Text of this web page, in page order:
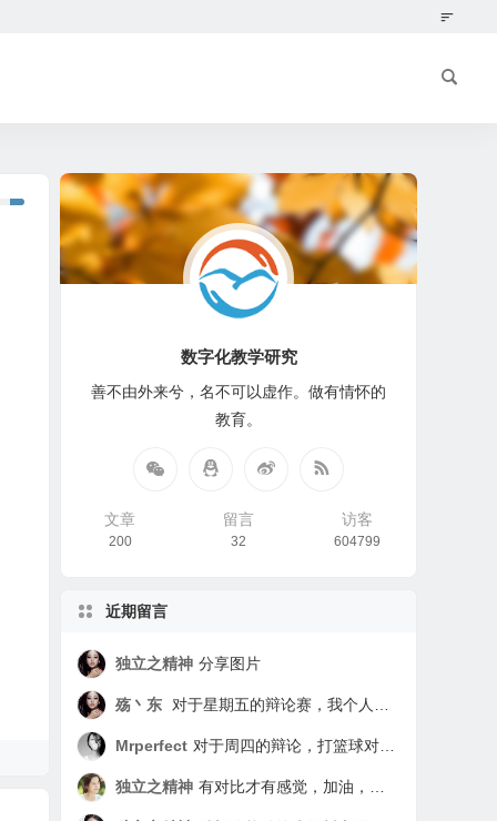
数字化教学研究
善不由外来兮，名不可以虚作。做有情怀的
教育。
文章
200
留言
32
访客
604799
近期留言
独立之精神 分享图片
殇丶东 对于星期五的辩论赛，我个人实际上认为是无意义的。因为打篮球的影响是绝对的，不可去除的，有好有坏，要看打球的人本身有没有自制力。对于没有自制力的同学来说打球基本是无节制的，因为打球可以使人身心放松，让学习上的烦恼在打球中驱散。但为了这种快感而无节制的打球是利大于弊的。对于那些有自制力且极强的同学来说，简直就是娱乐项目，做完该做的任务就去打打，从而达到一箭双雕，两全其美。所以这次辩论赛我认为题目的根本就有错误，应该改为“有自制力对于打球有关系吗？” 还有就是我绝对认为我是实验班学生，我先不管谁不承认实验班，反正我就是，我就是要做到实验班该做的比平行班还要强的任务，因为我是实验班的学生。
Mrperfect 对于周四的辩论，打篮球对学习是否有影响，我觉得应该辩的是打篮球对于学习利大于弊还是弊大于利。我个人处于中立，因为这取决于个人。打篮球对学习是利大于弊还是弊大于利要看打篮球的人是怎么打的，如果这个人打篮球与学习时间分配有序，学习时间为主，打篮球为辅，那么就是利大于弊，这样不仅强身健体，学习也会更有精神。如果这个人打篮球没有节制，打篮球时间过多，就连上课都在想篮球，那么就是弊大于利。这样下去不仅学习没状态，对身体也不好，会过度劳累，这对学习与身体都不利。所以打篮球对学习利大于弊还是弊大于利取决于个人。 这次辩论也看出了我们班同学的秩序，在别人辩论时没有倾听的习惯，我们应该牢记：倾听是一种习惯。这次辩论也看出了同学们逻辑思维能力不足，不少同学在乱辩。而李碧馨无疑是这次辩论的亮点，她以一敌众，并且牢牢抓住对自己有利的论点力压群雄，实在是厉害。 实验班，这是我们七年级入校时就有的标签，我们2班入学以来学习成绩就一直领先，但是表现却不及一班，有些同学还向其他差生看齐，渐渐的我们纪律不好，成绩也逐渐被赶上，由原来的各科遥遥领先，到现在只有一部分科目超过其他班。 作为班长，我们同学的表现我都看在眼里，与平行班的同学比起来，我们班大部分同学都在重点班。但是，有少部分同学，向平行班的狐朋狗友看齐。我们不反对大家玩在一起，但希望我们班的同学要做到不同流合污。上课听不懂，那也得听，许多同学现在学习不好是因为以前基础没打好，那么你就更应该少玩，外科下花更多的时间去把以前的漏洞补起来。 我们班的那几位同学，每天上课都迟到，这点实在让我不能理解，你们下课不去上厕所，等到上课铃打了，就结伴去上厕所你不过是少听了2分钟的课，但当你回来时老师说你时你却浪费了40多人的2分钟，你浪费同学的了80多分钟。做这种事的人我非常看不起，就如同你故意跟老师反着干，你是觉得这样非常有面子吗？同学啊，你殊不知你这么做非常丢人。 我们是实验班的孩子，但我们却没有实验班孩子的品质与习惯，难道上课下课时摆一摆桌子，捡一下桌子周围的垃圾有这么难吗？就算不是你丢的垃圾，作为班里的一份子你帮忙捡一下很难吗？ 我们是实验班，我们的同学也是品学兼优的学生，一定是的，一定会是的！ ——802 罗权
独立之精神 有对比才有感觉，加油，相信你一定可以树立更好的榜样作用的